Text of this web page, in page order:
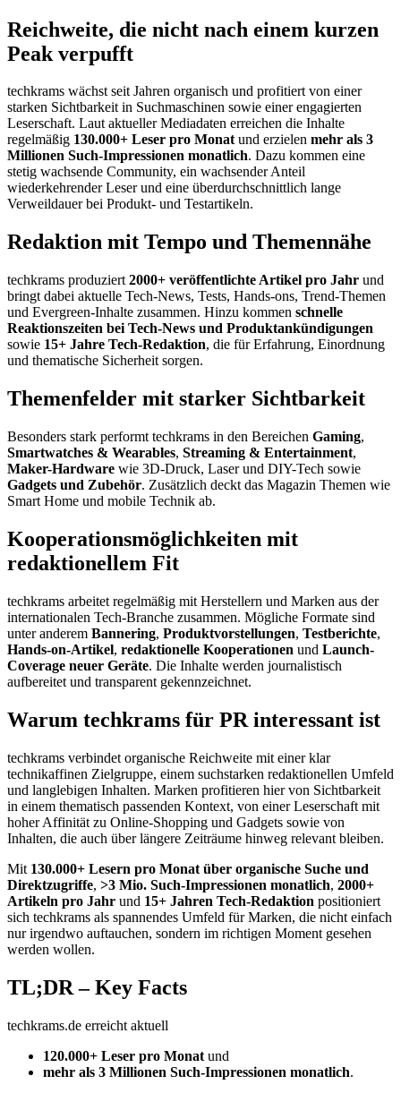
Reichweite, die nicht nach einem kurzen
Peak verpufft
techkrams wächst seit Jahren organisch und profitiert von einer
starken Sichtbarkeit in Suchmaschinen sowie einer engagierten
Leserschaft. Laut aktueller Mediadaten erreichen die Inhalte
regelmäßig 130.000+ Leser pro Monatund erzielen mehr als 3
Millionen Such-Impressionen monatlich. Dazu kommen eine
stetig wachsende Community, ein wachsender Anteil
wiederkehrender Leser und eine überdurchschnittlich lange
Verweildauer bei Produkt- und Testartikeln.
Redaktion mit Tempo und Themennähe
techkrams produziert 2000+ veröffentlichte Artikel pro Jahr und
bringt dabei aktuelle Tech-News, Tests, Hands-ons, Trend-Themen
und Evergreen-Inhalte zusammen. Hinzu kommen schnelle
Reaktionszeiten bei Tech-News und Produktankündigungen
sowie 15+ Jahre Tech-Redaktion, die für Erfahrung, Einordnung
und thematische Sicherheit sorgen.
Themenfelder mit starker Sichtbarkeit
Besonders stark performt techkrams in den Bereichen Gaming,
Smartwatches & Wearables, Streaming & Entertainment,
Maker-Hardware wie 3D-Druck, Laser und DIY-Tech sowie
Gadgets und Zubehör. Zusätzlich deckt das Magazin Themen wie
Smart Home und mobile Technik ab.
Kooperationsmöglichkeiten mit
redaktionellem Fit
techkrams arbeitet regelmäßig mit Herstellern und Marken aus der
internationalen Tech-Branche zusammen. Mögliche Formate sind
unter anderem Bannering, Produktvorstellungen, Testberichte,
Hands-on-Artikel, redaktionelle Kooperationen und Launch-
Coverage neuer Geräte. Die Inhalte werden journalistisch
aufbereitet und transparent gekennzeichnet.
Warum techkrams für PR interessant ist
techkrams verbindet organische Reichweite mit einer klar
technikaffinen Zielgruppe, einem suchstarken redaktionellen Umfeld
und langlebigen Inhalten. Marken profitieren hier von Sichtbarkeit
in einem thematisch passenden Kontext, von einer Leserschaft mit
hoher Affinität zu Online-Shopping und Gadgets sowie von
Inhalten, die auch über längere Zeiträume hinweg relevant bleiben.
Mit 130.000+ Lesern pro Monat über organische Suche und
Direktzugriffe, >3 Mio. Such-Impressionen monatlich, 2000+
Artikeln pro Jahr und 15+ Jahren Tech-Redaktion positioniert
sich techkrams als spannendes Umfeld für Marken, die nicht einfach
nur irgendwo auftauchen, sondern im richtigen Moment gesehen
werden wollen.
TL;DR – Key Facts
techkrams.de erreicht aktuell
120.000+ Leser pro Monat und
mehr als 3 Millionen Such-Impressionen monatlich.